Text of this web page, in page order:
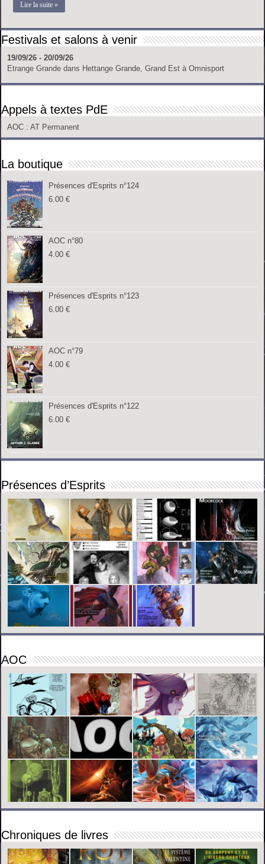
Lire la suite »
Festivals et salons à venir
19/09/26 - 20/09/26
Etrange Grande dans Hettange Grande, Grand Est à Omnisport
Appels à textes PdE
AOC : AT Permanent
La boutique
Présences d'Esprits n°124
6.00€
AOC n°80
4.00€
Présences d'Esprits n°123
6.00€
AOC n°79
4.00€
Présences d'Esprits n°122
6.00€
Présences d’Esprits
AOC
Chroniques de livres